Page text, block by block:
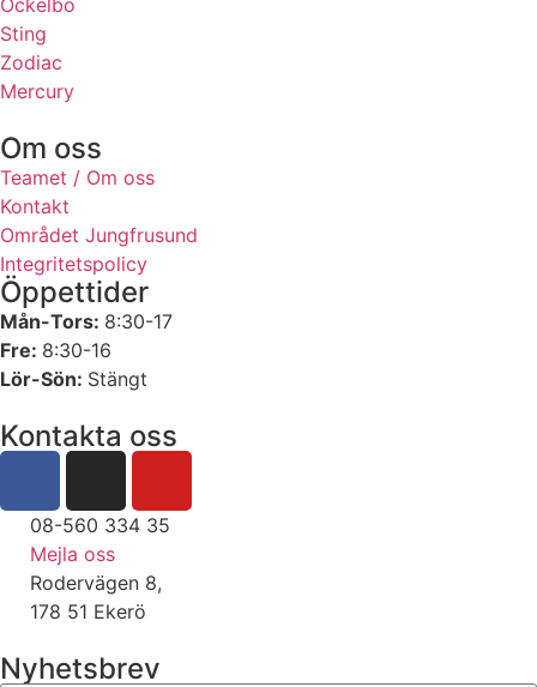
Sting
Zodiac
Mercury
Om oss
Teamet / Om oss
Kontakt
Området Jungfrusund
Integritetspolicy
Öppettider
Mån-Tors: 8:30-17
Fre: 8:30-16
Lör-Sön: Stängt
Kontakta oss
08-560 334 35
Mejla oss
Rodervägen 8,
178 51 Ekerö
Nyhetsbrev